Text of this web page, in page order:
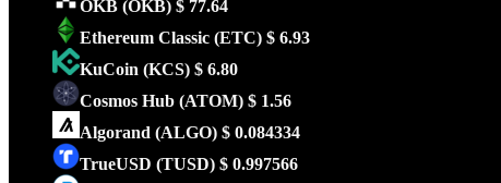
OKB (OKB) $ 77.64
Ethereum Classic (ETC) $ 6.93
KuCoin (KCS) $ 6.80
Cosmos Hub (ATOM) $ 1.56
Algorand (ALGO) $ 0.084334
TrueUSD (TUSD) $ 0.997566